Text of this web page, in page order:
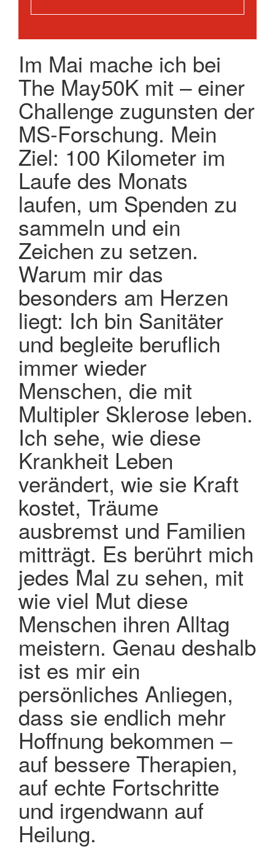
Im Mai mache ich bei
The May50K mit – einer
Challenge zugunsten der
MS-Forschung. Mein
Ziel: 100 Kilometer im
Laufe des Monats
laufen, um Spenden zu
sammeln und ein
Zeichen zu setzen.
Warum mir das
besonders am Herzen
liegt: Ich bin Sanitäter
und begleite beruflich
immer wieder
Menschen, die mit
Multipler Sklerose leben.
Ich sehe, wie diese
Krankheit Leben
verändert, wie sie Kraft
kostet, Träume
ausbremst und Familien
mitträgt. Es berührt mich
jedes Mal zu sehen, mit
wie viel Mut diese
Menschen ihren Alltag
meistern. Genau deshalb
ist es mir ein
persönliches Anliegen,
dass sie endlich mehr
Hoffnung bekommen –
auf bessere Therapien,
auf echte Fortschritte
und irgendwann auf
Heilung.